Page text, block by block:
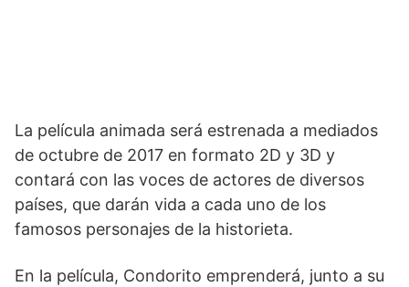
La película animada será estrenada a mediados
de octubre de 2017 en formato 2D y 3D y
contará con las voces de actores de diversos
países, que darán vida a cada uno de los
famosos personajes de la historieta.
En la película, Condorito emprenderá, junto a su